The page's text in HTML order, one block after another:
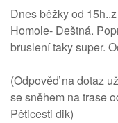
Dnes běžky od
Homole- Deštná.
bruslení taky super.
(Odpověď na dotaz
se sněhem na trase
Pěticesti dik)